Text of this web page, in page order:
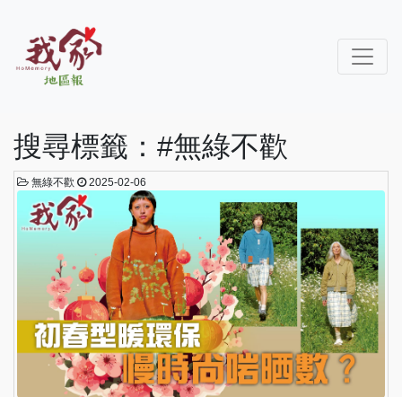
搜尋標籤：#無綠不歡
無綠不歡 2025-02-06